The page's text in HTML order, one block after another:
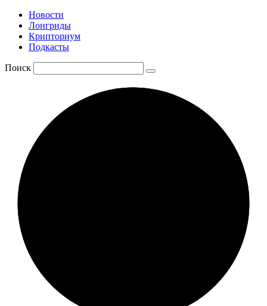
Новости
Лонгриды
Крипториум
Подкасты
Поиск